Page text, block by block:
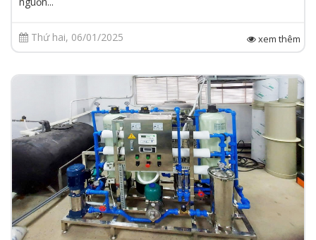
Thứ hai, 06/01/2025 xem thêm